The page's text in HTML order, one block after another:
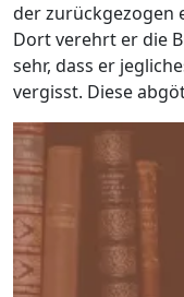
der zurückgezogen
Dort verehrt er die
sehr, dass er
vergisst. Diese